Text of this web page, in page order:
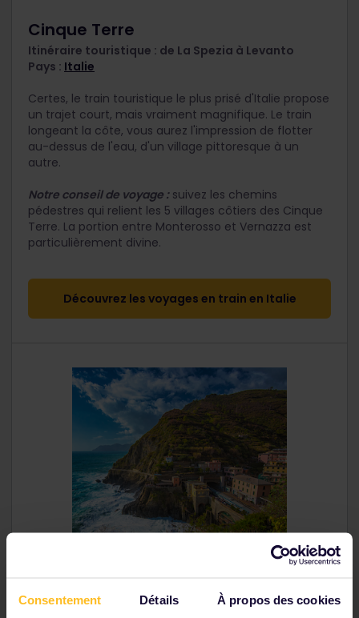
Consentement Détails À propos des cookies
Cinque Terre
Itinéraire touristique : de La Spezia à Levanto
Pays : Italie
Certes, le train touristique le plus prisé d'Italie propose
un trajet court, mais vraiment magnifique. Le train
longeant la côte, vous aurez l'impression de flotter
au-dessus de l'eau, d'un village pittoresque à un
autre.
Notre conseil de voyage :suivez les chemins
pédestres qui relient les 5 villages côtiers des Cinque
Terre. La portion entre Monterosso et Vernazza est
particulièrement divine.
Découvrez les voyages en train en Italie